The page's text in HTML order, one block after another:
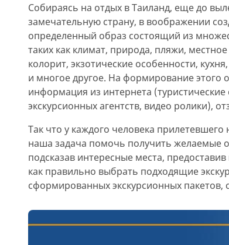
Собираясь на отдых в Таиланд, еще до
замечательную страну, в воображении
определенный образ состоящий из
таких как климат, природа, пляжи,
колорит, экзотические особенности,
и многое другое. На формирование этого
информация из интернета
экскурсионных агентств, видео ролики),
Так что у каждого человека
наша задача помочь получить желаемые
подсказав интересные места,
как правильно выбрать подходящие
сформированных экскурсионных пакетов,